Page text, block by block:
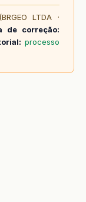
LTDA ·
de correção:
processo